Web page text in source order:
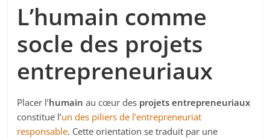
L’humain comme
socle des projets
entrepreneuriaux
Placer l’humain au cœur des projets entrepreneuriaux
constitue l’un des piliers de l’entrepreneuriat
responsable. Cette orientation se traduit par une